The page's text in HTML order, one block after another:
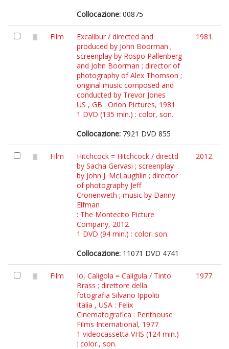
Collocazione: 00875
Film
Excalibur / directed and
produced by John Boorman ;
screenplay by Rospo Pallenberg
and John Boorman ; director of
photography of Alex Thomson ;
original music composed and
conducted by Trevor Jones
US , GB : Orion Pictures, 1981
1 DVD (135 min.) : color, son.
Collocazione: 7921 DVD 855
1981.
Film
Hitchcock = Hitchcock / directd
by Sacha Gervasi ; screenplay
by John J. McLaughlin ; director
of photography Jeff
Cronenweth ; music by Danny
Elfman
: The Montecito Picture
Company, 2012
1 DVD (94 min.) : color. son.
Collocazione: 11071 DVD 4741
2012.
Film
Io, Caligola = Caligula / Tinto
Brass ; direttore della
fotografia Silvano Ippoliti
Italia , USA : Felix
Cinematografica : Penthouse
Films International, 1977
1 videocassetta VHS (124 min.)
: color., son.
1977.